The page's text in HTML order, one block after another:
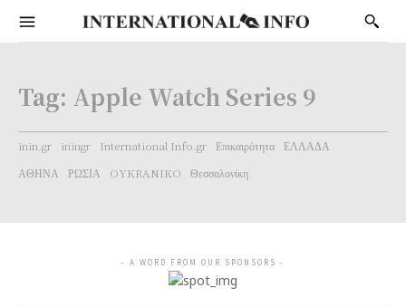
Tag: Apple Watch Series 9
inin.gr iningr International Info.gr Επικαιρότητα
ΕΛΛΑΔΑ
ΑΘΗΝΑ
ΡΩΣΙΑ OYKRANIKO Θεσσαλονίκη
- A WORD FROM OUR SPONSORS -